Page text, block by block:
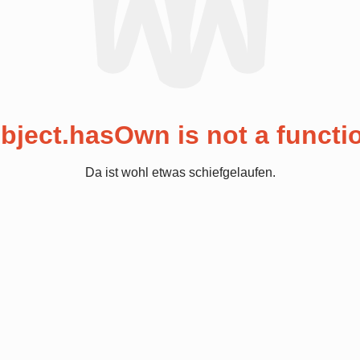
is not a
Da ist wohl etwas schiefgelaufen.